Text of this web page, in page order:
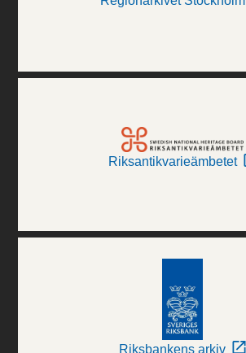
Riksantikvarieämbetet
Riksbankens arkiv